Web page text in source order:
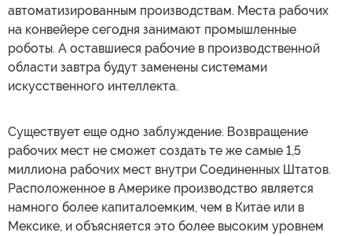
автоматизированным производствам. Места рабочих
на конвейере сегодня занимают промышленные
роботы. А оставшиеся рабочие в производственной
области завтра будут заменены системами
искусственного интеллекта.
Существует еще одно заблуждение. Возвращение
рабочих мест не сможет создать те же самые 1,5
миллиона рабочих мест внутри Соединенных Штатов.
Расположенное в Америке производство является
намного более капиталоемким, чем в Китае или в
Мексике, и объясняется это более высоким уровнем